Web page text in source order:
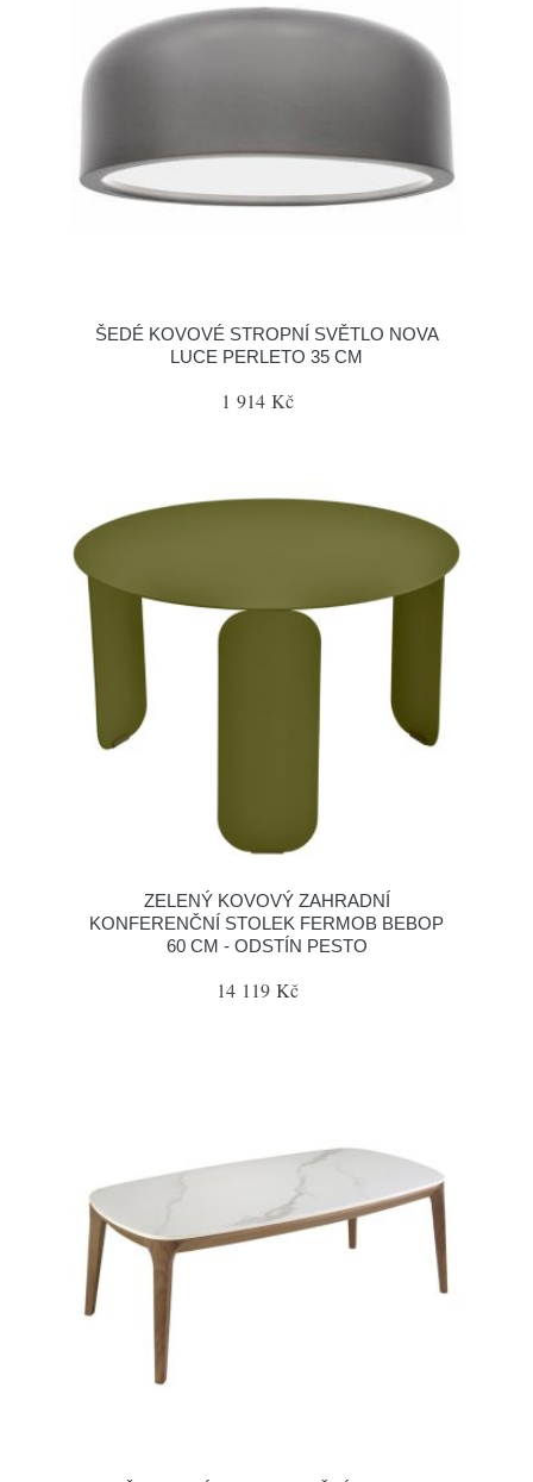
ŠEDÉ KOVOVÉ STROPNÍ SVĚTLO NOVA
LUCE PERLETO 35 CM
1 914 Kč
ZELENÝ KOVOVÝ ZAHRADNÍ
KONFERENČNÍ STOLEK FERMOB BEBOP
60 CM - ODSTÍN PESTO
14 119 Kč